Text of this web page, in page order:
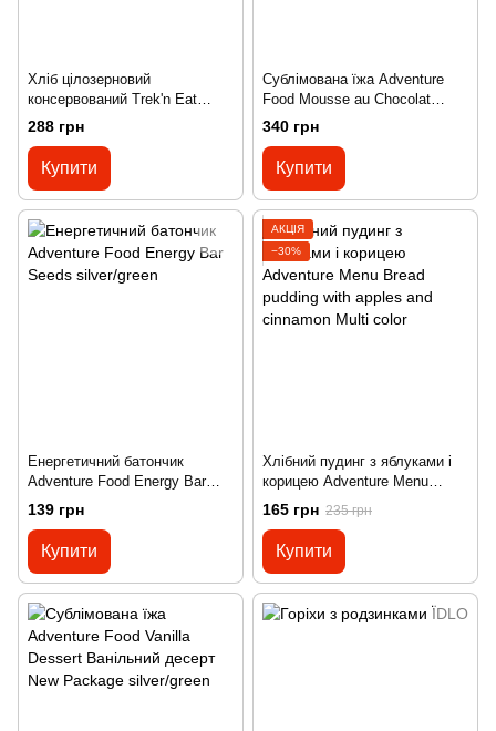
Хліб цілозерновий
консервований Trek'n Eat
Whole Grain Bread 500 г
288 грн
Купити
Сублімована їжа Adventure
Food Mousse au Chocolat
Шоколадний мус silver/green
340 грн
Купити
Енергетичний батончик
Adventure Food Energy Bar
Seeds silver/green
139 грн
Купити
АКЦІЯ
−30%
Хлібний пудинг з яблуками і
корицею Adventure Menu
Bread pudding with apples and
cinnamon Multi color
165 грн 235 грн
Купити